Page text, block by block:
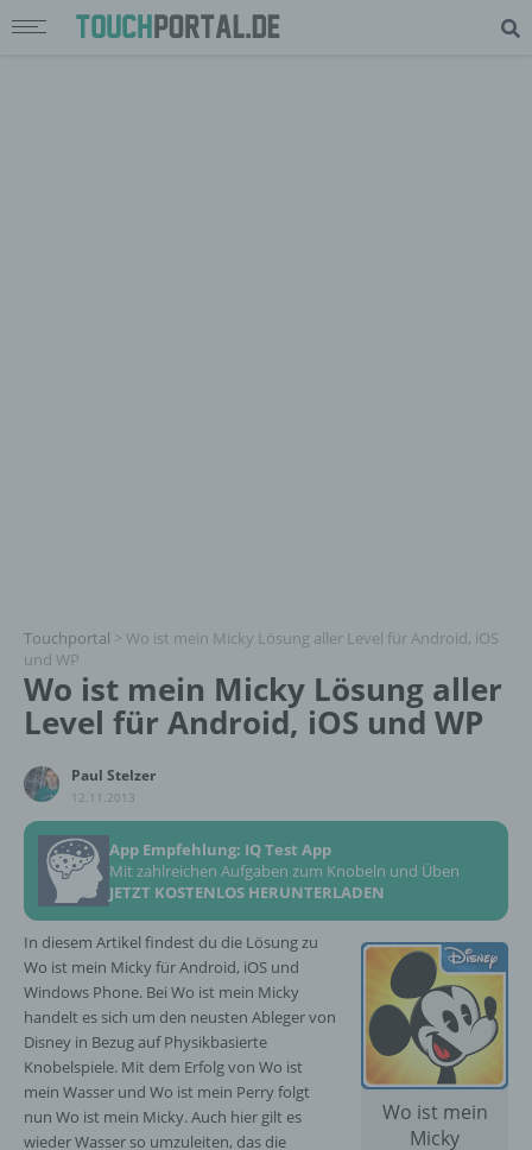
Touchportal > Wo ist mein Micky Lösung aller Level für Android, iOS
und WP
Wo ist mein Micky Lösung aller
Level für Android, iOS und WP
Paul Stelzer
12.11.2013
App Empfehlung: IQ Test App
Mit zahlreichen Aufgaben zum Knobeln und Üben
JETZT KOSTENLOS HERUNTERLADEN
Wo ist mein
Micky
In diesem Artikel findest du die Lösung zu
Wo ist mein Micky für Android, iOS und
Windows Phone. Bei Wo ist mein Micky
handelt es sich um den neusten Ableger von
Disney in Bezug auf Physikbasierte
Knobelspiele. Mit dem Erfolg von Wo ist
mein Wasser und Wo ist mein Perry folgt
nun Wo ist mein Micky. Auch hier gilt es
wieder Wasser so umzuleiten, das die